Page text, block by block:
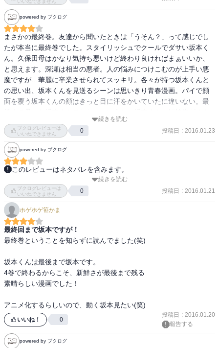
いいねできません
powered by ブクログ
まさかの最終巻。友達から聞いたときは「うそん？」って感じでし
たが本当に最終巻でした。スタイリッシュでクールでダサい坂本く
ん。久保田母はかなり気持ち悪いけど終わり良ければまぁいいか、
と思えます。深瀬は相当の悪者。人の悩みにつけこむのが上手い悪
魔ですが…華麗に卒業させられてスッキリ。各々が持つ坂本くんと
の思い出、坂本くんを見送るシーンは思いきり青春漫画。パイで顔
面を覆う坂本くんの顔はきっと目に汗をかいていたに違いない。最
シイ。あ、転校じゃないか…。続きを読む
ブクログレビューは
いいねできません
0 投稿日 : 2016.01.23
powered by ブクログ
このレビューはネタバレを含みます。
スタイリッシュ・・・というかシュールでしょ。コレ。
普通のイケメン高校生　坂本　の話。
いや、なんか、まじめなバカバカしさが、返って笑える。
良いヤツなんだけど、かなり腹黒。
計算高いってヤツ？
いや、つい笑ってしまうので人前ではお勧め出来ない。
おりますが、笑は忘れず。
女子の人気も一段と高まっております。
ま、二巻冒頭はマダム編となっておりますが…
圧倒的に坂本のバカバカしい事に真摯に臨む態度が…
私的にドツボった。
待たされた４巻でlastとなります。
続きを読む
ブクログレビューは
いいねできません
0 投稿日 : 2016.01.21
ホゲホゲ笹かま
最終回まで坂本ですが！
最終巻ということを知らずに読んでました(笑)
坂本くんは最後まで坂本です。
4巻で終わるからこそ、新鮮さが最後まで残る
素晴らしい漫画でした！
アニメ化するらしいので、動く坂本見たい(笑)
いいね！ 0
投稿日 : 2016.01.20
報告する
powered by ブクログ